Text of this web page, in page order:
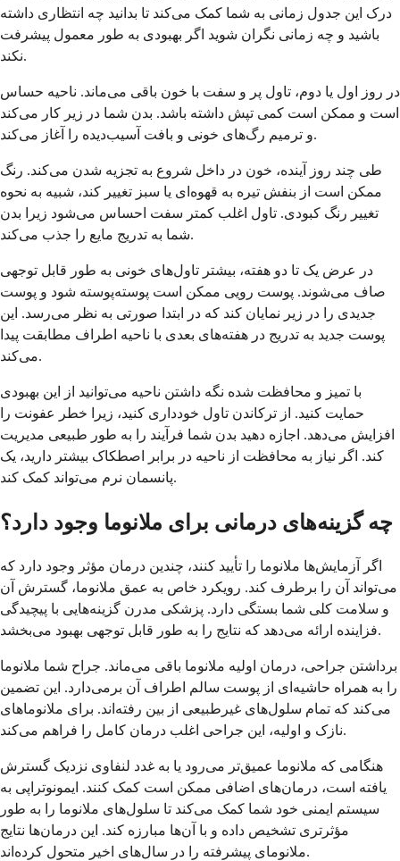
درک این جدول زمانی به شما کمک می‌کند تا بدانید چه انتظاری داشته
باشید و چه زمانی نگران شوید اگر بهبودی به طور معمول پیشرفت
نکند.
در روز اول یا دوم، تاول پر و سفت با خون باقی می‌ماند. ناحیه حساس
است و ممکن است کمی تپش داشته باشد. بدن شما در زیر کار می‌کند
و ترمیم رگ‌های خونی و بافت آسیب‌دیده را آغاز می‌کند.
طی چند روز آینده، خون در داخل شروع به تجزیه شدن می‌کند. رنگ
ممکن است از بنفش تیره به قهوه‌ای یا سبز تغییر کند، شبیه به نحوه
تغییر رنگ کبودی. تاول اغلب کمتر سفت احساس می‌شود زیرا بدن
شما به تدریج مایع را جذب می‌کند.
در عرض یک تا دو هفته، بیشتر تاول‌های خونی به طور قابل توجهی
صاف می‌شوند. پوست رویی ممکن است پوسته‌پوسته شود و پوست
جدیدی را در زیر نمایان کند که در ابتدا صورتی به نظر می‌رسد. این
پوست جدید به تدریج در هفته‌های بعدی با ناحیه اطراف مطابقت پیدا
می‌کند.
با تمیز و محافظت شده نگه داشتن ناحیه می‌توانید از این بهبودی
حمایت کنید. از ترکاندن تاول خودداری کنید، زیرا خطر عفونت را
افزایش می‌دهد. اجازه دهید بدن شما فرآیند را به طور طبیعی مدیریت
کند. اگر نیاز به محافظت از ناحیه در برابر اصطکاک بیشتر دارید، یک
پانسمان نرم می‌تواند کمک کند.
چه گزینه‌های درمانی برای ملانوما وجود دارد؟
اگر آزمایش‌ها ملانوما را تأیید کنند، چندین درمان مؤثر وجود دارد که
می‌تواند آن را برطرف کند. رویکرد خاص به عمق ملانوما، گسترش آن
و سلامت کلی شما بستگی دارد. پزشکی مدرن گزینه‌هایی با پیچیدگی
فزاینده ارائه می‌دهد که نتایج را به طور قابل توجهی بهبود می‌بخشد.
برداشتن جراحی، درمان اولیه ملانوما باقی می‌ماند. جراح شما ملانوما
را به همراه حاشیه‌ای از پوست سالم اطراف آن برمی‌دارد. این تضمین
می‌کند که تمام سلول‌های غیرطبیعی از بین رفته‌اند. برای ملانوماهای
نازک و اولیه، این جراحی اغلب درمان کامل را فراهم می‌کند.
هنگامی که ملانوما عمیق‌تر می‌رود یا به غدد لنفاوی نزدیک گسترش
یافته است، درمان‌های اضافی ممکن است کمک کنند. ایمونوتراپی به
سیستم ایمنی خود شما کمک می‌کند تا سلول‌های ملانوما را به طور
مؤثرتری تشخیص داده و با آن‌ها مبارزه کند. این درمان‌ها نتایج
ملانومای پیشرفته را در سال‌های اخیر متحول کرده‌اند.